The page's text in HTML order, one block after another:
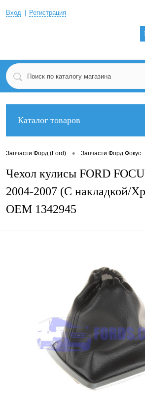
Вход Регистрация
Каталог товаров
Запчасти Форд (Ford) • Запчасти Форд Фокус
Чехол кулисы FORD
2004-2007 (С накладкой/
OEM 1342945